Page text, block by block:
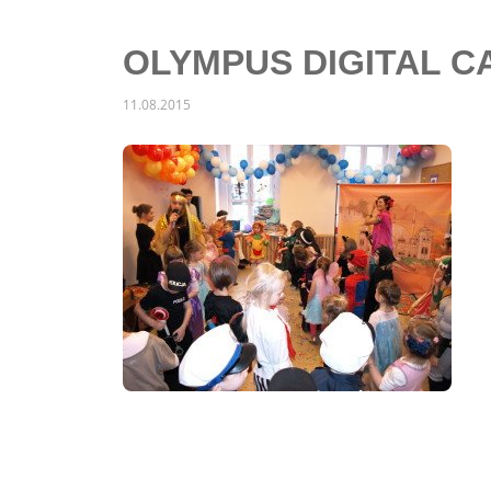
OLYMPUS DIGITAL
11.08.2015